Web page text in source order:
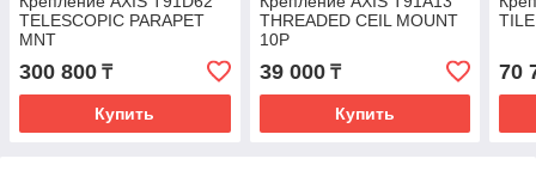
TELESCOPIC PARAPET
MNT
300 800 ₸
Купить
THREADED CEIL MOUNT
10P
39 000₸
Купить
70